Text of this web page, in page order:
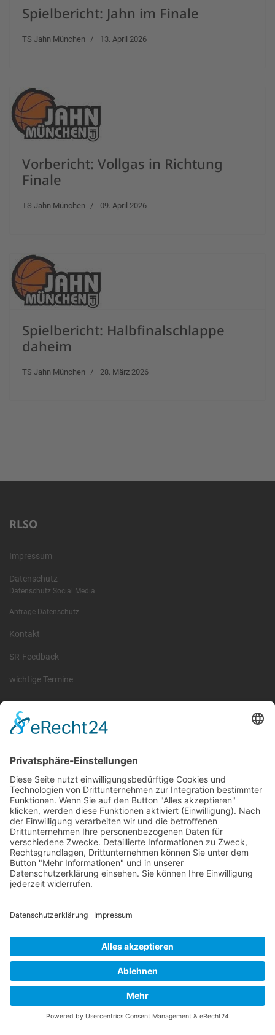
Spielbericht: Jahn im Finale
TS Jahn München 13. April 2026
Vorbericht: Vollgas in Richtung
Finale
TS Jahn München 09. April 2026
Spielbericht: Halbfinalschlappe
daheim
TS Jahn München 28. März 2026
RLSO
Impressum
Datenschutz
Datenschutz Social Media
Anfrage Datenschutz
Kontakt
SR-Feedback
wichtige Termine
Information
Sachsen und Thüringen. Er ist als eingetragener Verein tätig und
gleichzeitig Veranstalter der Spiele der Regionalliga in
verschiedenen Ligen.
Die RLSO ist jetzt auch erreichbar unter der Adresse
Wir betreiben ...